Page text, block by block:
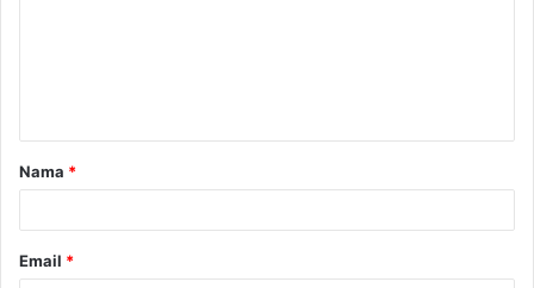
a
r
Nama *
Email *